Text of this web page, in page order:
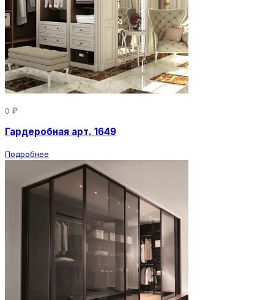
0 ₽
Гардеробная арт. 1649
Подробнее